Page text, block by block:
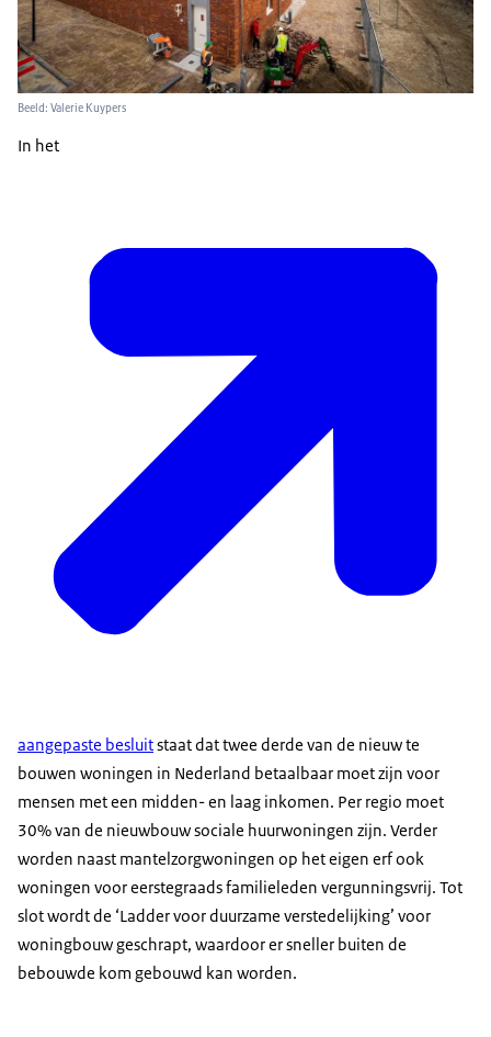
Beeld: Valerie Kuypers
In het
aangepaste besluitstaat dat twee derde van de nieuw te
bouwen woningen in Nederland betaalbaar moet zijn voor
mensen met een midden- en laag inkomen. Per regio moet
30% van de nieuwbouw sociale huurwoningen zijn. Verder
worden naast mantelzorgwoningen op het eigen erf ook
woningen voor eerstegraads familieleden vergunningsvrij. Tot
slot wordt de ‘Ladder voor duurzame verstedelijking’ voor
woningbouw geschrapt, waardoor er sneller buiten de
bebouwde kom gebouwd kan worden.